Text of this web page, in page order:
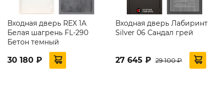
Входная дверь REX 1А
Белая шагрень FL-290
Бетон темный
30 180 ₽
Входная дверь Лабиринт
Silver 06 Сандал грей
27 645 ₽ 29 100 ₽